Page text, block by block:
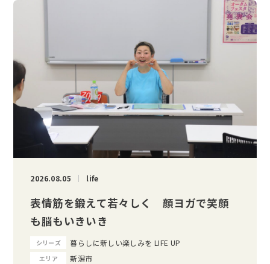
2026.08.05 life
表情筋を鍛えて若々しく 顔ヨガで笑顔
も脳もいきいき
シリーズ 暮らしに新しい楽しみを LIFE UP
エリア 新潟市